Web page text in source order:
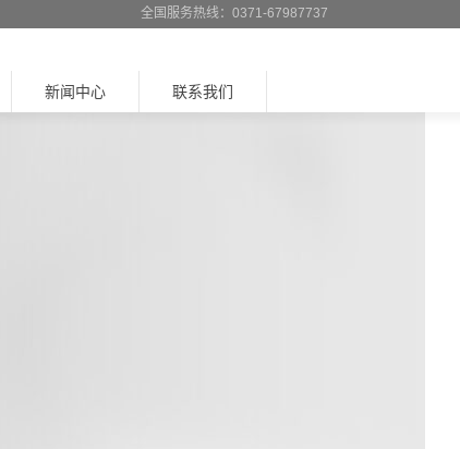
全国服务热线：0371-67987737
新闻中心 联系我们